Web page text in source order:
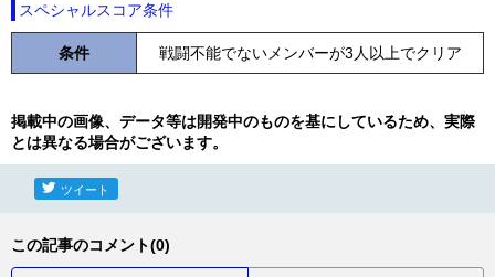
スペシャルスコア条件
条件 戦闘不能でないメンバーが3人以上でクリア
掲載中の画像、データ等は開発中のものを基にしているため、実際
とは異なる場合がございます。
ツイート
この記事のコメント(0)